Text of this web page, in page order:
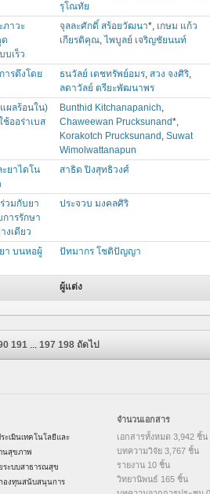
รุโณทัย
ภาวะ
เร็ว
จุลละศักดิ์ สร้อยวัฒนา*, เกษม แก้ว
เกียรติคุณ, ไพบูลย์ เจริญชัยนนท์
ารดึงโดย
ธนวัลย์ เตชทรัพย์อมร, สวง จงศิริ,
ลดาวัลย์ ตรียะพัฒนาพร
ผลร้อนใน)
ออร่าเบส
Bunthid Kitchanapanich,
Chaweewan Prucksunand*,
Korakotch Prucksunand , Suwat
Wimolwattanapun
ยาไดโน
สาธิต ปิงสุทธิวงศ์
วมกับยา
การรักษา
งเดียว
ประจวบ มงคลศิริ
า บนหอผู้
ปัทมากร โชติปัญญา
ผู้แต่ง
191 ... 197 198 ถัดไป
ะเมินเทคโนโลยีและ
นสุขภาพ
ระบบสาธารณสุข
องทุนสนับสนุนการ
จำนวนเอกสาร
เอกสารทั้งหมด 3,942 ชิ้น
บทความวิจัย 3,767 ชิ้น
รายงาน 10 ชิ้น
วิทยานิพนธ์ 165 ชิ้น